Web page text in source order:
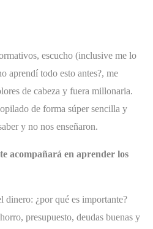
escucho (inclusive me lo
aprendí todo esto antes?, me
de cabeza y fuera millonaria.
de forma súper sencilla y
y no nos enseñaron.
acompañará en aprender los
dinero: ¿por qué es importante?
presupuesto, deudas buenas y